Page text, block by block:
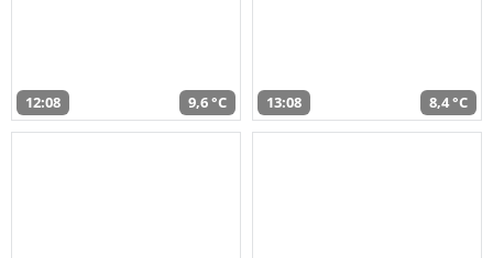
12:08 9,6 °C 13:08 8,4 °C